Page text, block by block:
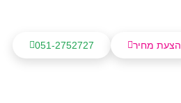
051-2752727 הצעת מחיר